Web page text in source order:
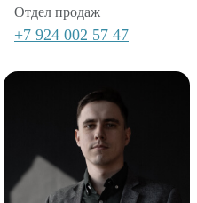
Отдел продаж
+7 924 002 57 47